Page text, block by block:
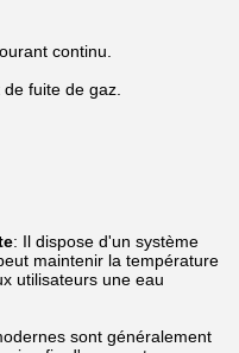
continu.
fuite de gaz.
: Il dispose d'un système
maintenir la température
utilisateurs une eau
sont généralement